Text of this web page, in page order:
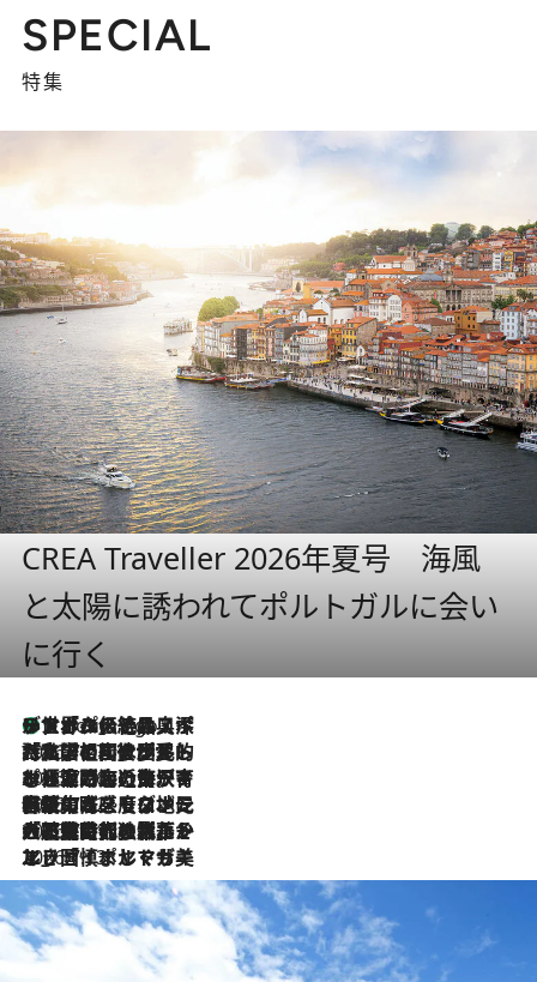
SPECIAL
特集
CREA Traveller 2026年夏号 海風
と太陽に誘われてポルトガルに会い
に行く
3 Hours Ago
リスボンの絶品スイーツ「パステル・デ・ナタ」とは？ポルトガル伝統の奥深い世界へ
2026.7.27
「私の祖国はポルトガル語です」国民的詩人フェルナンド・ペソアと、彼が愛した文学の街を歩く
2026.7.26
ポルトガル近海が育む極上の海の幸。キリリと冷えた白ワインと愉しむ、シーフード専門店の贅沢
2026.7.22
伝統の味をモダンに昇華。高感度な地元客が集う、リスボンの最旬ガストロノミー
2026.7.21
大航海時代の栄華から、震災、独裁、そして革命へ。ポルトガル・首都リスボンの石畳に刻まれた「歴史の光と影」
2026.7.13
エッセイ・ヤマザキマリ「慎ましくも美しき国 ポルトガル」